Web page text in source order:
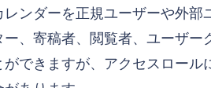
ンダーを正規ユーザーや外部
、寄稿者、閲覧者、ユーザー
できますが、アクセスロール